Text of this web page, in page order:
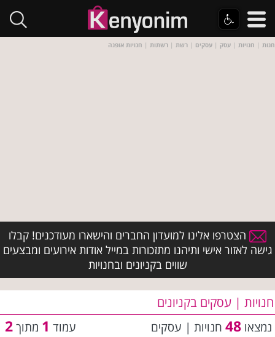
חנות | חנויות | עסק | עסקים | רשת | רשתות | חנויות אופנה
הצטרפו אלינו למועדון החברים והישארו מעודכנים! קבלו
גישה לאזור אישי ותיהנו מתזכורות במייל אודות אירועים ומבצעים
שווים בקניונים ובחנויות
חנויות | עסקים בקניונים
עמוד 1 מתוך2 נמצאו 48 חנויות | עסקים